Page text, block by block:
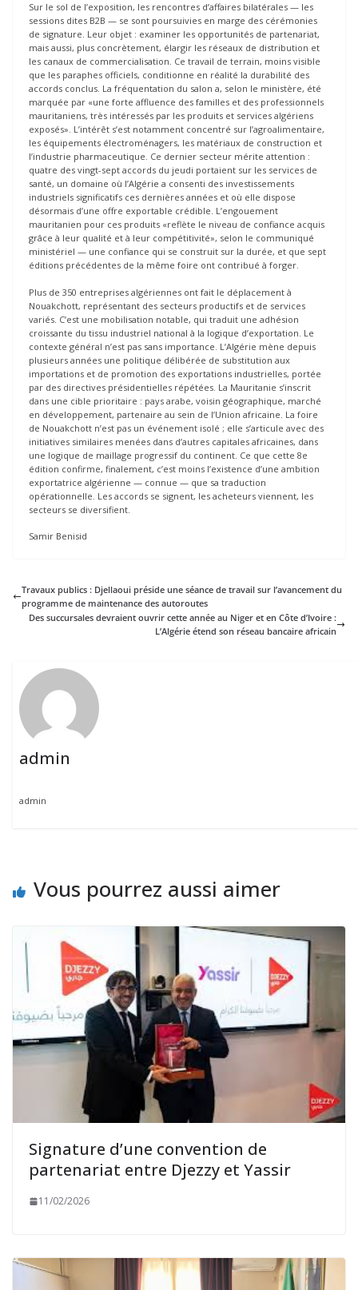
Sur le sol de l’exposition, les rencontres d’affaires bilatérales — les
sessions dites B2B — se sont poursuivies en marge des cérémonies
de signature. Leur objet : examiner les opportunités de partenariat,
mais aussi, plus concrètement, élargir les réseaux de distribution et
les canaux de commercialisation. Ce travail de terrain, moins visible
que les paraphes officiels, conditionne en réalité la durabilité des
accords conclus. La fréquentation du salon a, selon le ministère, été
marquée par «une forte affluence des familles et des professionnels
mauritaniens, très intéressés par les produits et services algériens
exposés». L’intérêt s’est notamment concentré sur l’agroalimentaire,
les équipements électroménagers, les matériaux de construction et
l’industrie pharmaceutique. Ce dernier secteur mérite attention :
quatre des vingt-sept accords du jeudi portaient sur les services de
santé, un domaine où l’Algérie a consenti des investissements
industriels significatifs ces dernières années et où elle dispose
désormais d’une offre exportable crédible. L’engouement
mauritanien pour ces produits «reflète le niveau de confiance acquis
grâce à leur qualité et à leur compétitivité», selon le communiqué
ministériel — une confiance qui se construit sur la durée, et que sept
éditions précédentes de la même foire ont contribué à forger.
Plus de 350 entreprises algériennes ont fait le déplacement à
Nouakchott, représentant des secteurs productifs et de services
variés. C’est une mobilisation notable, qui traduit une adhésion
croissante du tissu industriel national à la logique d’exportation. Le
contexte général n’est pas sans importance. L’Algérie mène depuis
plusieurs années une politique délibérée de substitution aux
importations et de promotion des exportations industrielles, portée
par des directives présidentielles répétées. La Mauritanie s’inscrit
dans une cible prioritaire : pays arabe, voisin géographique, marché
en développement, partenaire au sein de l’Union africaine. La foire
de Nouakchott n’est pas un événement isolé ; elle s’articule avec des
initiatives similaires menées dans d’autres capitales africaines, dans
une logique de maillage progressif du continent. Ce que cette 8e
édition confirme, finalement, c’est moins l’existence d’une ambition
exportatrice algérienne — connue — que sa traduction
opérationnelle. Les accords se signent, les acheteurs viennent, les
secteurs se diversifient.
Samir Benisid
Travaux publics : Djellaoui préside une séance de travail sur l’avancement du
programme de maintenance des autoroutes
Des succursales devraient ouvrir cette année au Niger et en Côte d’Ivoire :
L’Algérie étend son réseau bancaire africain
admin
admin
Vous pourrez aussi aimer
Signature d’une convention de
partenariat entre Djezzy et Yassir
11/02/2026